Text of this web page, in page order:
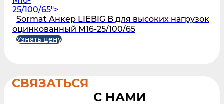
25/100/65">
Sormat Анкер LIEBIG B для высоких нагрузок
оцинкованный M16-25/100/65
Узнать цену
СВЯЗАТЬСЯ